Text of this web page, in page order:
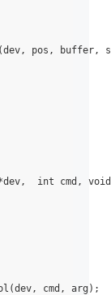
pos, buffer,
int cmd,
cmd, arg);